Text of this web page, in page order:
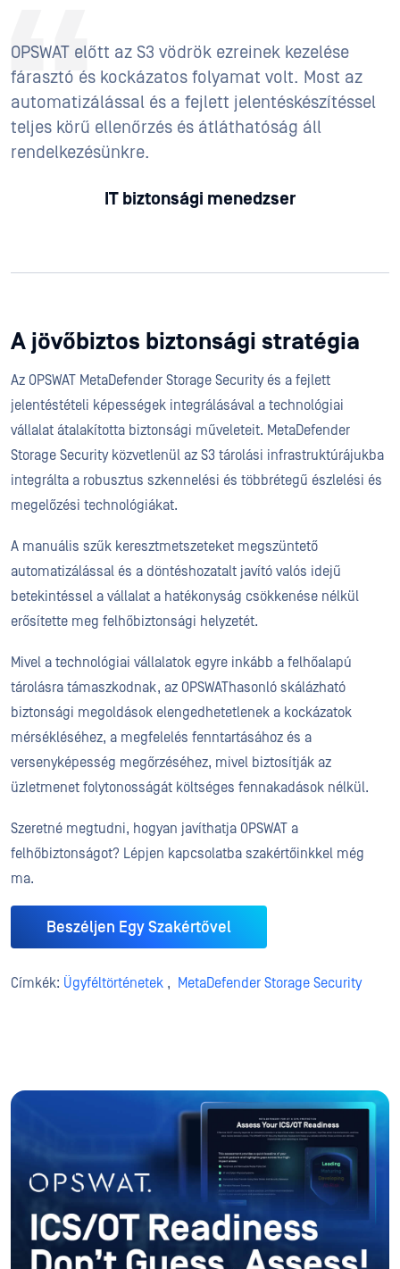
OPSWAT előtt az S3 vödrök ezreinek kezelése
fárasztó és kockázatos folyamat volt. Most az
automatizálással és a fejlett jelentéskészítéssel
teljes körű ellenőrzés és átláthatóság áll
rendelkezésünkre.
IT biztonsági menedzser
A jövőbiztos biztonsági stratégia
Az OPSWAT MetaDefender Storage Security és a fejlett
jelentéstételi képességek integrálásával a technológiai
vállalat átalakította biztonsági műveleteit. MetaDefender
Storage Security közvetlenül az S3 tárolási infrastruktúrájukba
integrálta a robusztus szkennelési és többrétegű észlelési és
megelőzési technológiákat.
A manuális szűk keresztmetszeteket megszüntető
automatizálással és a döntéshozatalt javító valós idejű
betekintéssel a vállalat a hatékonyság csökkenése nélkül
erősítette meg felhőbiztonsági helyzetét.
Mivel a technológiai vállalatok egyre inkább a felhőalapú
tárolásra támaszkodnak, az OPSWAThasonló skálázható
biztonsági megoldások elengedhetetlenek a kockázatok
mérsékléséhez, a megfelelés fenntartásához és a
versenyképesség megőrzéséhez, mivel biztosítják az
üzletmenet folytonosságát költséges fennakadások nélkül.
Szeretné megtudni, hogyan javíthatja OPSWAT a
felhőbiztonságot? Lépjen kapcsolatba szakértőinkkel még
ma.
Beszéljen Egy Szakértővel
Címkék: Ügyféltörténetek , MetaDefender Storage Security